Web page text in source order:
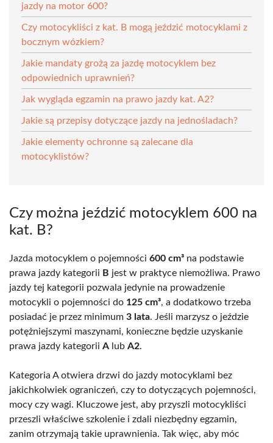
jazdy na motor 600?
Czy motocykliści z kat. B mogą jeździć motocyklami z
bocznym wózkiem?
Jakie mandaty grożą za jazdę motocyklem bez
odpowiednich uprawnień?
Jak wygląda egzamin na prawo jazdy kat. A2?
Jakie są przepisy dotyczące jazdy na jednośladach?
Jakie elementy ochronne są zalecane dla
motocyklistów?
Czy można jeździć motocyklem 600 na
kat. B?
Jazda motocyklem o pojemności 600 cm³ na podstawie
prawa jazdy kategorii B jest w praktyce niemożliwa. Prawo
jazdy tej kategorii pozwala jedynie na prowadzenie
motocykli o pojemności do 125 cm³, a dodatkowo trzeba
posiadać je przez minimum 3 lata. Jeśli marzysz o jeździe
potężniejszymi maszynami, konieczne będzie uzyskanie
prawa jazdy kategorii A lub A2.
Kategoria A otwiera drzwi do jazdy motocyklami bez
jakichkolwiek ograniczeń, czy to dotyczących pojemności,
mocy czy wagi. Kluczowe jest, aby przyszli motocykliści
przeszli właściwe szkolenie i zdali niezbędny egzamin,
zanim otrzymają takie uprawnienia. Tak więc, aby móc